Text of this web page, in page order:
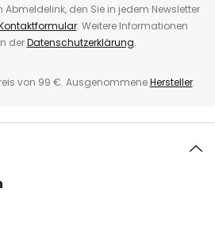
den Sie in jedem Newsletter
. Weitere Informationen
derDatenschutzerklärung.
von 99 €. AusgenommeneHersteller.